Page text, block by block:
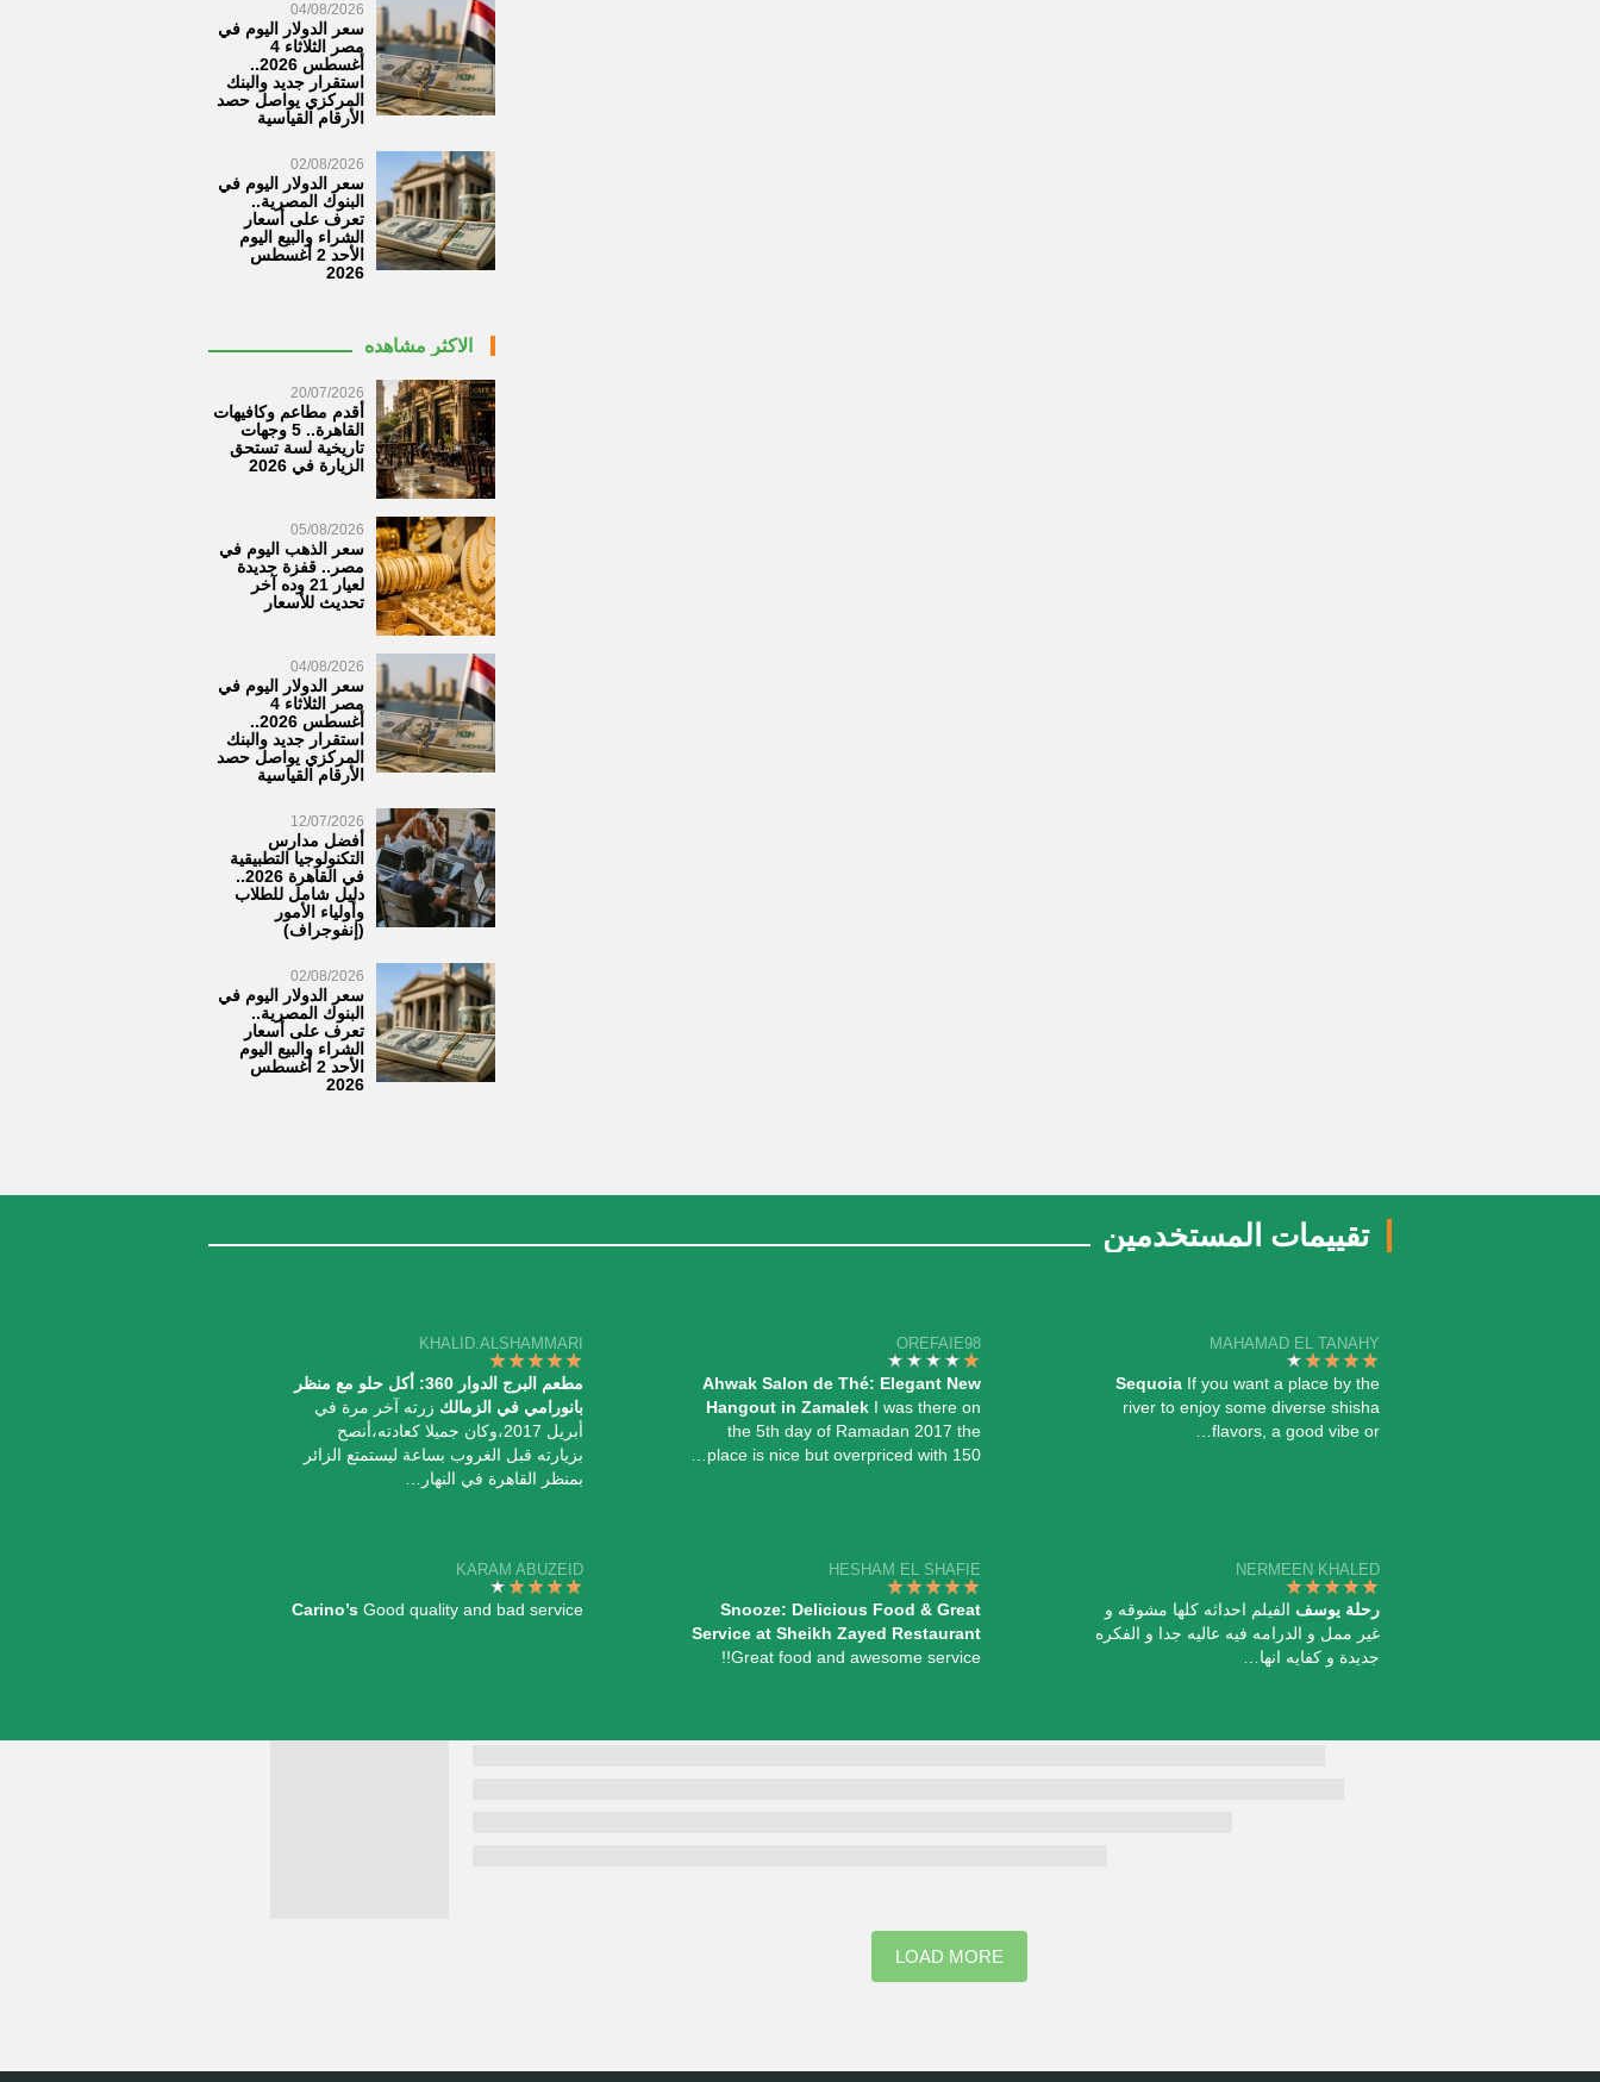
04/08/2026
سعر الدولار اليوم في
مصر الثلاثاء 4
أغسطس 2026..
استقرار جديد والبنك
المركزي يواصل حصد
الأرقام القياسية
02/08/2026
سعر الدولار اليوم في
البنوك المصرية..
تعرف على أسعار
الشراء والبيع اليوم
الأحد 2 أغسطس
2026
الاكثر مشاهده
20/07/2026
أقدم مطاعم وكافيهات
القاهرة.. 5 وجهات
تاريخية لسة تستحق
الزيارة في 2026
05/08/2026
سعر الذهب اليوم في
مصر.. قفزة جديدة
لعيار 21 وده آخر
تحديث للأسعار
04/08/2026
سعر الدولار اليوم في
مصر الثلاثاء 4
أغسطس 2026..
استقرار جديد والبنك
المركزي يواصل حصد
الأرقام القياسية
12/07/2026
أفضل مدارس
التكنولوجيا التطبيقية
في القاهرة 2026..
دليل شامل للطلاب
وأولياء الأمور
(إنفوجراف)
02/08/2026
سعر الدولار اليوم في
البنوك المصرية..
تعرف على أسعار
الشراء والبيع اليوم
الأحد 2 أغسطس
2026
تقييمات المستخدمين
MAHAMAD EL TANAHY
Sequoia If you want a place by the
river to enjoy some diverse shisha
flavors, a good vibe or…
OREFAIE98
Ahwak Salon de Thé: Elegant New
Hangout in Zamalek I was there on
the 5th day of Ramadan 2017 the
place is nice but overpriced with 150…
KHALID.ALSHAMMARI
مطعم البرج الدوار 360: أكل حلو مع منظر
بانورامي في الزمالك زرته آخر مرة في
أبريل 2017،وكان جميلا كعادته،أنصح
بزيارته قبل الغروب بساعة ليستمتع الزائر
بمنظر القاهرة في النهار…
NERMEEN KHALED
رحلة يوسف الفيلم احداثه كلها مشوقه و
غير ممل و الدرامه فيه عاليه جدا و الفكره
جديدة و كفايه انها…
HESHAM EL SHAFIE
Snooze: Delicious Food & Great
Service at Sheikh Zayed Restaurant
Great food and awesome service!!
KARAM ABUZEID
Carino’sGood quality and bad service
LOAD MORE